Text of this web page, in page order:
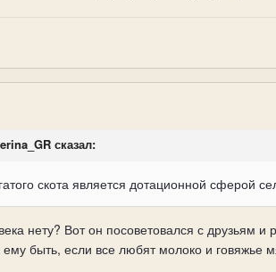
сказал:
скота является дотационной сферой
нету? Вот он посоветовался с друзьям
быть, если все любят молоко и говяжье